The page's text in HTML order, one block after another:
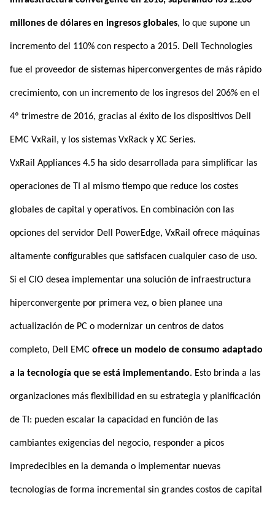
millones de dólares en ingresos globales, lo que supone un
incremento del 110% con respecto a 2015. Dell Technologies
fue el proveedor de sistemas hiperconvergentes de más rápido
crecimiento, con un incremento de los ingresos del 206% en el
4º trimestre de 2016, gracias al éxito de los dispositivos Dell
EMC VxRail, y los sistemas VxRack y XC Series.
VxRail Appliances 4.5 ha sido desarrollada para simplificar las
operaciones de TI al mismo tiempo que reduce los costes
globales de capital y operativos. En combinación con las
opciones del servidor Dell PowerEdge, VxRail ofrece máquinas
altamente configurables que satisfacen cualquier caso de uso.
Si el CIO desea implementar una solución de infraestructura
hiperconvergente por primera vez, o bien planee una
actualización de PC o modernizar un centros de datos
completo, Dell EMC ofrece un modelo de consumo adaptado
a la tecnología que se está implementando. Esto brinda a las
organizaciones más flexibilidad en su estrategia y planificación
de TI: pueden escalar la capacidad en función de las
cambiantes exigencias del negocio, responder a picos
impredecibles en la demanda o implementar nuevas
tecnologías de forma incremental sin grandes costos de capital